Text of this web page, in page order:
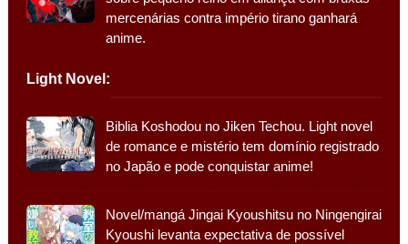
mercenárias contra império tirano ganhará
anime.
Light Novel:
Biblia Koshodou no Jiken Techou. Light novel
de romance e mistério tem domínio registrado
no Japão e pode conquistar anime!
Novel/mangá Jingai Kyoushitsu no Ningengirai
Kyoushi levanta expectativa de possível